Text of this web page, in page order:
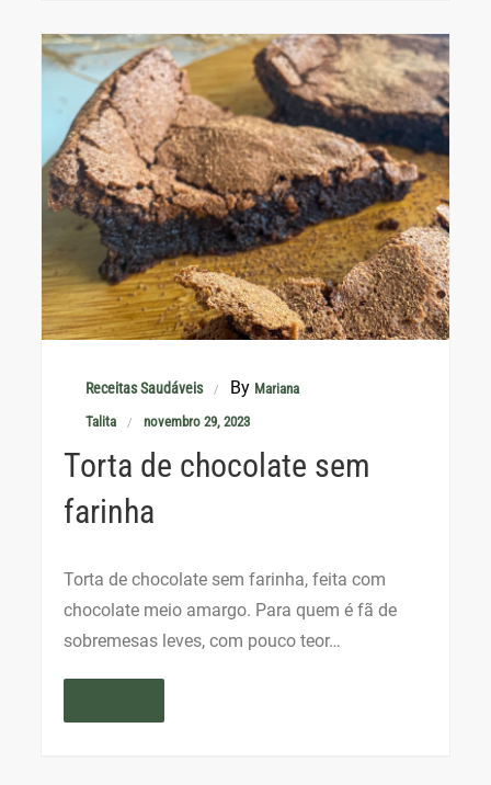
Receitas Saudáveis By Mariana
Talita
novembro 29, 2023
Torta de chocolate sem
farinha
Torta de chocolate sem farinha, feita com
chocolate meio amargo. Para quem é fã de
sobremesas leves, com pouco teor…